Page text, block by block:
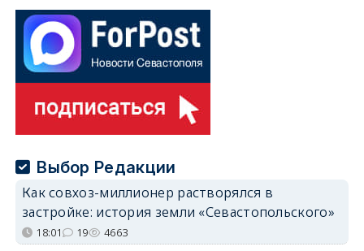
Выбор Редакции
Как совхоз-миллионер растворялся в
застройке: история земли «Севастопольского»
18:01 19 4663